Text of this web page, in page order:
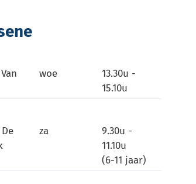
woe
13.30u -
15.10u
za
9.30u -
11.10u
(6-11 jaar)